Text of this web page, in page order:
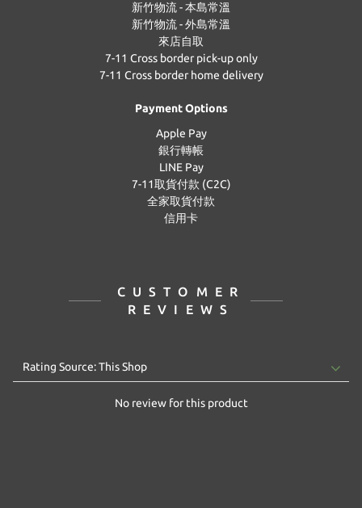
新竹物流 - 本島常溫
新竹物流 - 外島常溫
來店自取
7-11 Cross border pick-up only
7-11 Cross border home delivery
Payment Options
Apple Pay
銀行轉帳
LINE Pay
7-11取貨付款 (C2C)
全家取貨付款
信用卡
CUSTOMER
REVIEWS
No review for this product